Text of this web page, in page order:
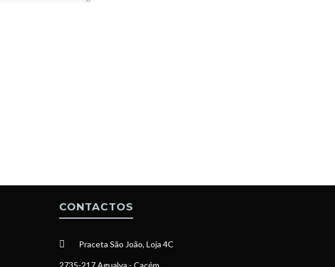
CONTACTOS
Praceta São João, Loja 4C
2735-217 Agualva - Cacém